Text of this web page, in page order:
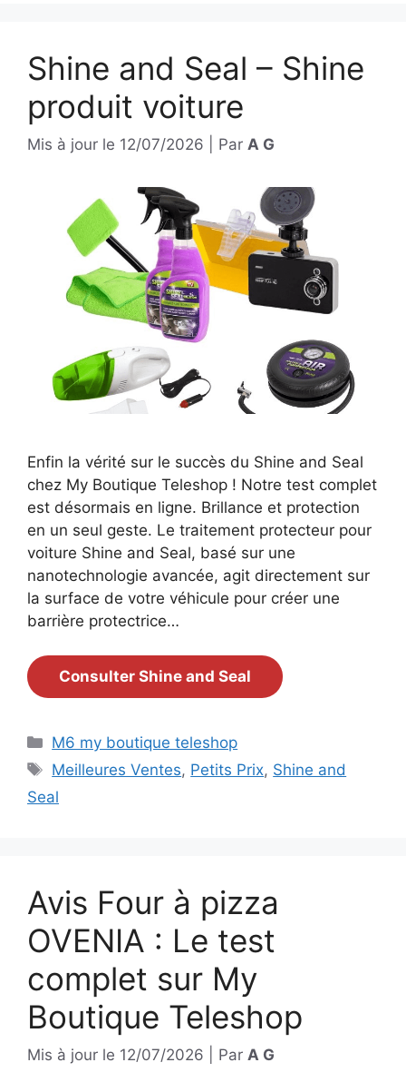
Shine and Seal – Shine
produit voiture
Mis à jour le 12/07/2026 Par A G
Enfin la vérité sur le succès du Shine and Seal
chez My Boutique Teleshop ! Notre test complet
est désormais en ligne. Brillance et protection
en un seul geste. Le traitement protecteur pour
voiture Shine and Seal, basé sur une
nanotechnologie avancée, agit directement sur
la surface de votre véhicule pour créer une
barrière protectrice…
Consulter Shine and Seal
Catégories
M6 my boutique teleshop
Étiquettes
Meilleures Ventes, Petits Prix, Shine and
Seal
Avis Four à pizza
OVENIA : Le test
complet sur My
Boutique Teleshop
Mis à jour le 12/07/2026 Par A G